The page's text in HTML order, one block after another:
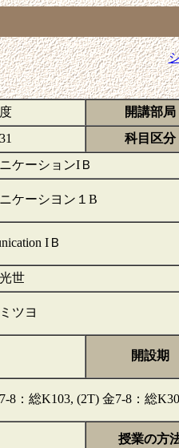
開講部局
科目区分
ケーションIＢ
ケーシヨン１B
IＢ
世
ツヨ
開設期
8：総K103, (2T) 金7-8：総
授業の方